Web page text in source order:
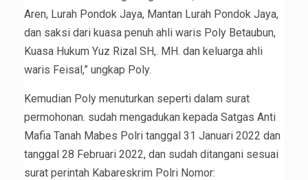
Aren, Lurah Pondok Jaya, Mantan Lurah Pondok Jaya,
dan saksi dari kuasa penuh ahli waris Poly Betaubun,
Kuasa Hukum Yuz Rizal SH,. MH. dan keluarga ahli
waris Feisal,” ungkap Poly.
Kemudian Poly menuturkan seperti dalam surat
permohonan. sudah mengadukan kepada Satgas Anti
Mafia Tanah Mabes Polri tanggal 31 Januari 2022 dan
tanggal 28 Februari 2022, dan sudah ditangani sesuai
surat perintah Kabareskrim Polri Nomor: